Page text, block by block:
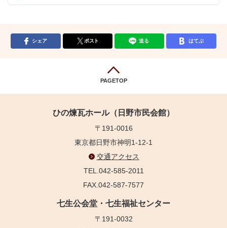
シェア ポスト 送る はてぶ
PAGETOP
ひの煉瓦ホール（日野市民会館）
〒191-0016
東京都日野市神明1-12-1
交通アクセス
TEL.042-585-2011
FAX.042-587-7577
七生公会堂・七生福祉センター
〒191-0032